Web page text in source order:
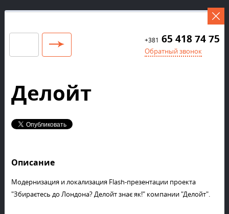
+381 65 418 74 75
Обратный звонок
Делойт
Описание
Модернизация и локализация Flash-презентации проекта
"Збираєтесь до Лондона? Делойт знає як!" компании "Делойт".